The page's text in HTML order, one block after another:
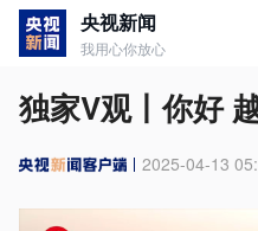
央视新闻
我用心你放心
独家V观丨你好
2025-04-13